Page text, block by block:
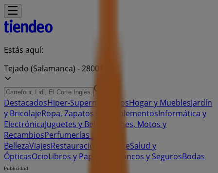
Estás aquí:
Tejado (Salamanca) - 28001
DestacadosHiper-SupermercadosHogar y MueblesJardín
y BricolajeRopa, Zapatos y ComplementosInformática y
ElectrónicaJuguetes y Bebés
Coches, Motos y
RecambiosPerfumerías y
BellezaViajesRestauración DeporteSalud y
ÓpticasOcioLibros y Papelerías Bancos y SegurosBodas
Publicidad